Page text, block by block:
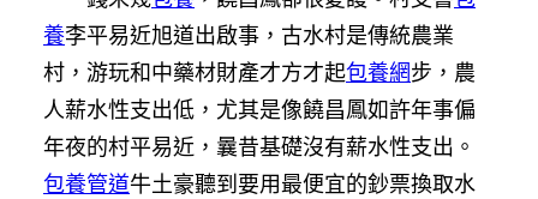
養李平易近旭道出啟事，古水村是傳統農業
村，游玩和中藥材財產才方才起包養網步，農
人薪水性支出低，尤其是像饒昌鳳如許年事偏
年夜的村平易近，曩昔基礎沒有薪水性支出。
包養管道牛土豪聽到要用最便宜的鈔票換取水